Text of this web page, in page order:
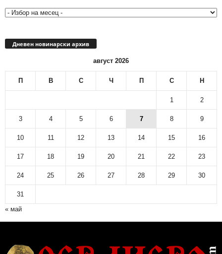
Дневен новинарски архив
август 2026
П В С Ч П С Н
1 2
3 4 5 6 7 8 9
10 11 12 13 14 15 16
17 18 19 20 21 22 23
24 25 26 27 28 29 30
31
« май